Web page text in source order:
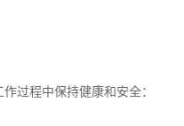
过程中保持健康和安全：